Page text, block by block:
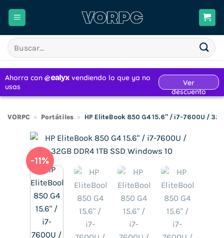
Buscar
por:
VORPC » Portátiles » HP EliteBook 850 G4 15.6″ / i7-7600U /
-11%